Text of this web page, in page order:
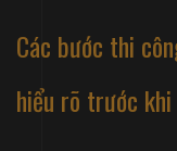
Các bước thi
hiểu rõ trước